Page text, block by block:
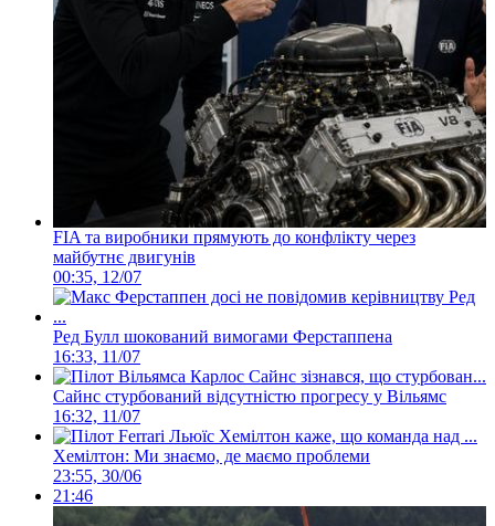
FIA та виробники прямують до конфлікту через
майбутнє двигунів
00:35, 12/07
Ред Булл шокований вимогами Ферстаппена
16:33, 11/07
Сайнс стурбований відсутністю прогресу у Вільямс
16:32, 11/07
Хемілтон: Ми знаємо, де маємо проблеми
23:55, 30/06
21:46